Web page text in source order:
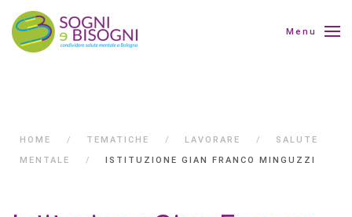
Menu
HOME TEMATICHE LAVORARE
SALUTE
MENTALE
ISTITUZIONE GIAN FRANCO MINGUZZI